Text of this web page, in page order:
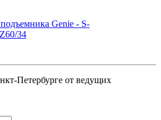
Петербурге от ведущих